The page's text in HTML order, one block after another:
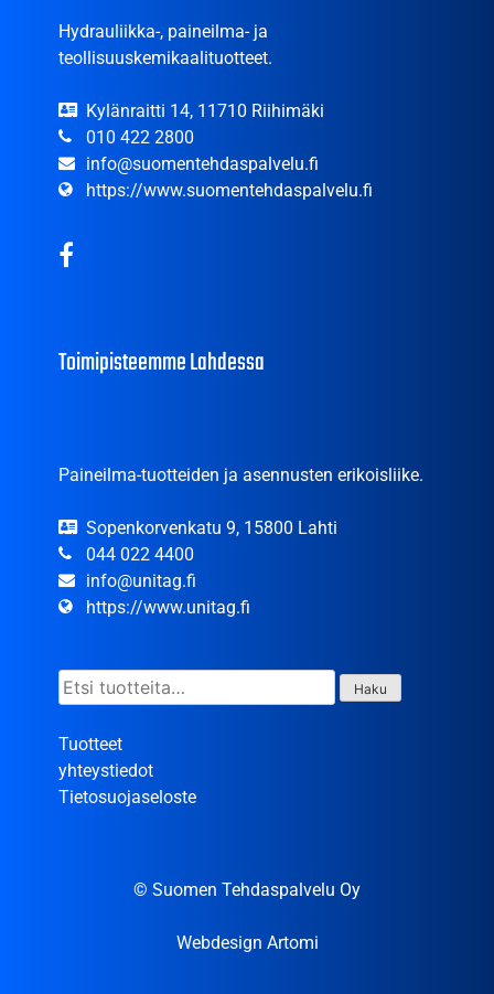
Hydrauliikka-, paineilma- ja
teollisuuskemikaalituotteet.
Kylänraitti 14, 11710 Riihimäki
010 422 2800
info@suomentehdaspalvelu.fi
https://www.suomentehdaspalvelu.fi
Toimipisteemme Lahdessa
Paineilma-tuotteiden ja asennusten erikoisliike.
Sopenkorvenkatu 9, 15800 Lahti
044 022 4400
info@unitag.fi
https://www.unitag.fi
Etsi: Haku
Tuotteet
yhteystiedot
Tietosuojaseloste
© Suomen Tehdaspalvelu Oy
Webdesign Artomi